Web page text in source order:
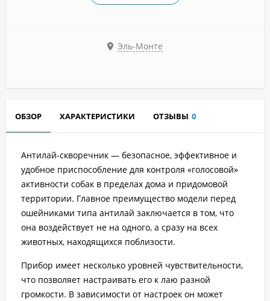
Эль-Монте
ОБЗОР ХАРАКТЕРИСТИКИ ОТЗЫВЫ 0
Антилай-скворечник — безопасное, эффективное и
удобное приспособление для контроля «голосовой»
активности собак в пределах дома и придомовой
территории. Главное преимущество модели перед
ошейниками типа антилай заключается в том, что
она воздействует не на одного, а сразу на всех
животных, находящихся поблизости.
Прибор имеет несколько уровней чувствительности,
что позволяет настраивать его к лаю разной
громкости. В зависимости от настроек он может